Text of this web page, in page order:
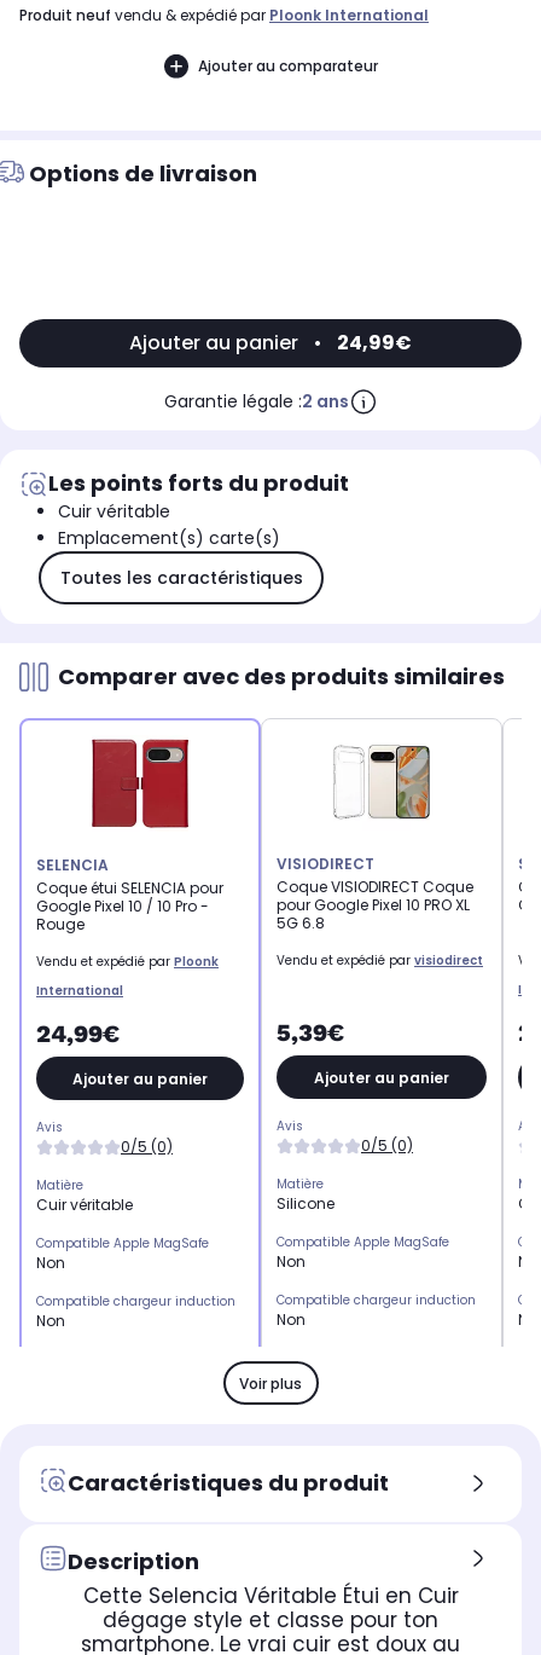
produit neuf vendu & expédié par Ploonk International
Ajouter au comparateur
Options de livraison
Ajouter au panier • 24,99€
Garantie légale :2 ans
Les points forts du produit
Cuir véritable
Emplacement(s) carte(s)
Toutes les caractéristiques
Comparer avec des produits similaires
SELENCIA
Coque étui SELENCIA pour
Google Pixel 10 / 10 Pro -
Rouge
Vendu et expédié par Ploonk
International
24,99€
Ajouter au panier
Avis
0/5 (0)
Matière
Cuir véritable
Compatible Apple MagSafe
Non
Compatible chargeur induction
Non
Marque compatible
Google
Google Pixel 10
Coloris extérieur
VISIODIRECT
Coque VISIODIRECT Coque
pour Google Pixel 10 PRO XL
5G 6.8
Vendu et expédié par visiodirect
5,39€
Ajouter au panier
Avis
0/5 (0)
Matière
Silicone
Compatible Apple MagSafe
Non
Compatible chargeur induction
Non
Emplacement(s) carte(s)
Non
Marque compatible
Google
Coloris extérieur
Transparent
Voir plus
Caractéristiques du produit
Description
Cette Selencia Véritable Étui en Cuir
dégage style et classe pour ton
smartphone. Le vrai cuir est doux au